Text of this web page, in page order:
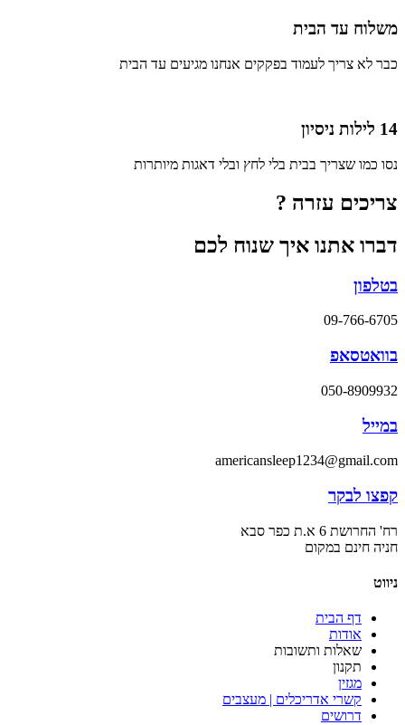
משלוח עד הבית
כבר לא צריך לעמוד בפקקים אנחנו מגיעים עד הבית
14 לילות ניסיון
נסו כמו שצריך בבית בלי לחץ ובלי דאגות מיותרות
צריכים עזרה ?
דברו אתנו איך שנוח לכם
בטלפון
09-766-6705
בוואטסאפ
050-8909932
במייל
americansleep1234@gmail.com
קפצו לבקר
רח' החרושת 6 א.ת כפר סבא
חניה חינם במקום
ניווט
דף הבית
אודות
שאלות ותשובות
תקנון
מגזין
קשרי אדריכלים | מעצבים
דרושים